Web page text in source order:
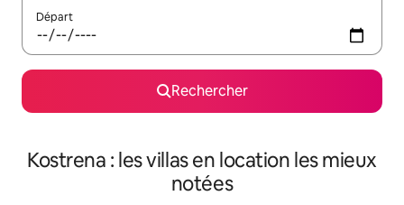
Départ
Rechercher
Kostrena : les villas en location les mieux
notées